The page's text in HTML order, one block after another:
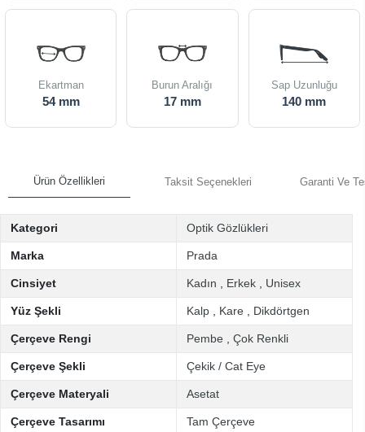
Ekartman
54 mm
Burun Aralığı
17 mm
Sap Uzunluğu
140 mm
Ürün Özellikleri Taksit Seçenekleri Garanti Ve
Kategori Optik Gözlükleri
Marka Prada
Cinsiyet Kadın Erkek Unisex
Yüz Şekli Kalp Kare Dikdörtgen
Çerçeve Rengi Pembe Çok Renkli
Çerçeve Şekli Çekik / Cat Eye
Çerçeve Materyali Asetat
Çerçeve Tasarımı Tam Çerçeve